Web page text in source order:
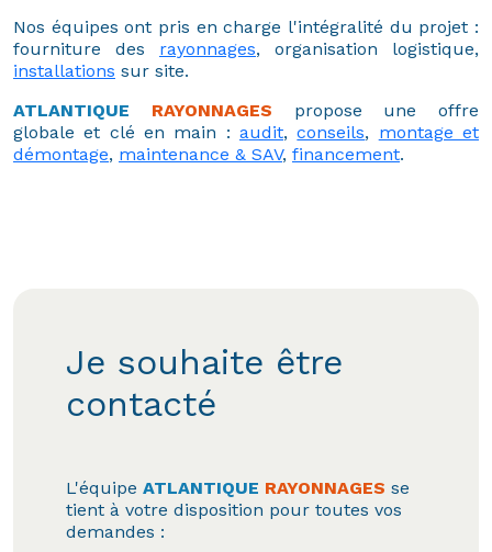
Nos équipes ont pris en charge l'intégralité du projet :
fourniture des rayonnages, organisation logistique,
installations sur site.
ATLANTIQUE
RAYONNAGES
propose une offre
globale et clé en main : audit,conseils, montage et
démontage, maintenance & SAV, financement.
Je souhaite être
contacté
L'équipe ATLANTIQUE RAYONNAGES se
tient à votre disposition pour toutes vos
demandes :